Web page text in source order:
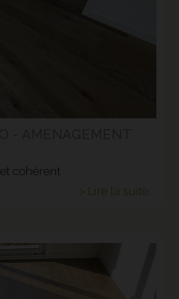
cohérent
> Lire la suite...